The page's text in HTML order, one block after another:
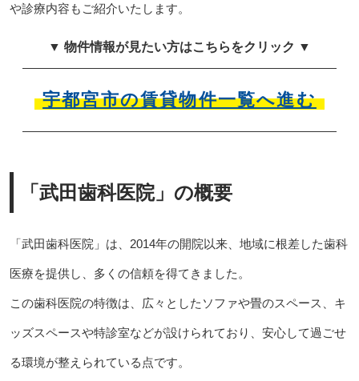
や診療内容もご紹介いたします。
▼ 物件情報が見たい方はこちらをクリック ▼
宇都宮市の賃貸物件一覧へ進む
「武田歯科医院」の概要
「武田歯科医院」は、2014年の開院以来、地域に根差した歯科
医療を提供し、多くの信頼を得てきました。
この歯科医院の特徴は、広々としたソファや畳のスペース、キ
ッズスペースや特診室などが設けられており、安心して過ごせ
る環境が整えられている点です。